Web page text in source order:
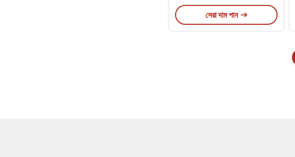
রিসিভার
সেরা দাম পান